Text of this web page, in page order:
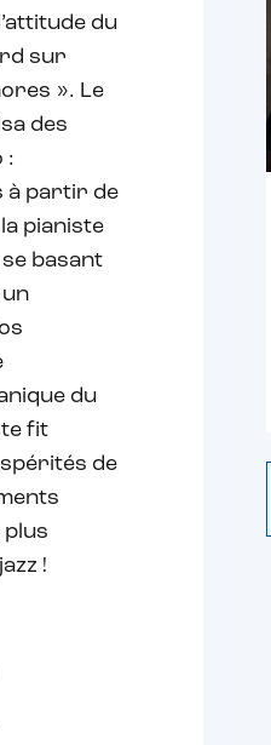
du
sur
». Le
des
:
à partir de
pianiste
basant
du
fit
de
!